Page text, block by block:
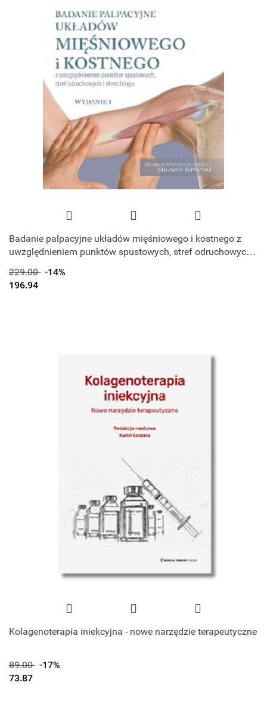
Badanie palpacyjne układów mięśniowego i kostnego z
uwzględnieniem punktów spustowych, stref odruchowych i
229.00 -14%
196.94
Kolagenoterapia iniekcyjna - nowe narzędzie terapeutyczne
89.00 -17%
73.87